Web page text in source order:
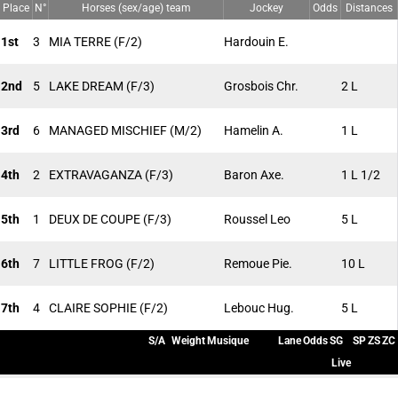
Place N° Horses (sex/age) team Jockey Odds Distances
1st 3 MIA TERRE (F/2) Hardouin E.
2nd 5 LAKE DREAM (F/3) Grosbois Chr. 2 L
3rd 6 MANAGED MISCHIEF (M/2) Hamelin A. 1 L
4th 2 EXTRAVAGANZA (F/3) Baron Axe. 1 L 1/2
5th 1 DEUX DE COUPE (F/3) Roussel Leo 5 L
6th 7 LITTLE FROG (F/2) Remoue Pie. 10 L
7th 4 CLAIRE SOPHIE (F/2) Lebouc Hug. 5 L
S/A Weight Musique LaneOddsSG SPZSZC
Live